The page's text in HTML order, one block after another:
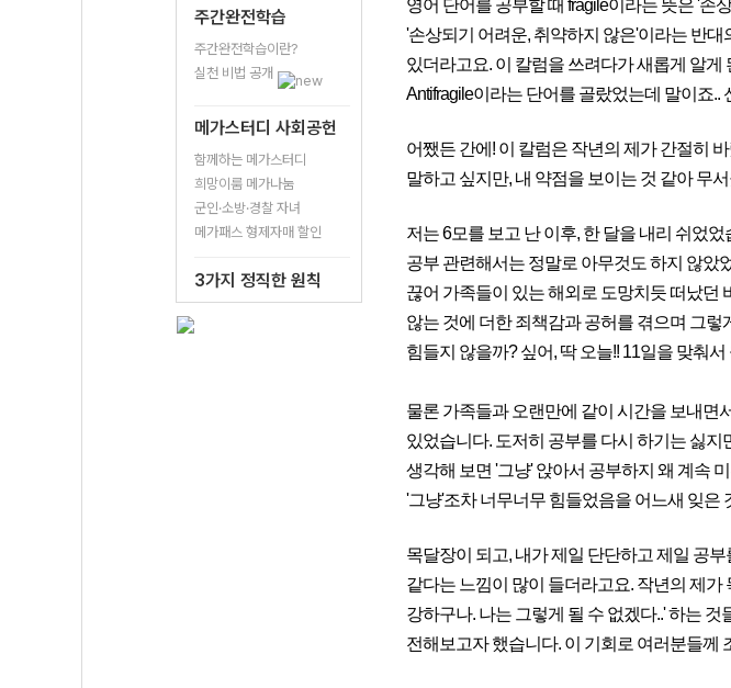
주간완전학습
주간완전학습이란?
실천 비법 공개
메가스터디 사회공헌
함께하는 메가스터디
희망이룸 메가나눔
군인·소방·경찰 자녀
메가패스 형제자매 할인
3가지 정직한 원칙
영어 단어를 공부할 때 fragile이라는 뜻은 '손
'손상되기 어려운, 취약하지 않은'이라는 반
있더라고요. 이 칼럼을 쓰려다가 새롭게 알
Antifragile이라는 단어를 골랐었는데 말이죠..
어쨌든 간에! 이 칼럼은 작년의 제가 간절히
말하고 싶지만, 내 약점을 보이는 것 같아 무
저는 6모를 보고 난 이후, 한 달을 내리 쉬었
공부 관련해서는 정말로 아무것도 하지 않았
끊어 가족들이 있는 해외로 도망치듯 떠났던
않는 것에 더한 죄책감과 공허를 겪으며 그렇
힘들지 않을까? 싶어, 딱 오늘!! 11일을 맞춰
물론 가족들과 오랜만에 같이 시간을 보내면
있었습니다. 도저히 공부를 다시 하기는 싫
생각해 보면 '그냥' 앉아서 공부하지 왜 계속
'그냥'조차 너무너무 힘들었음을 어느새 잊은
목달장이 되고, 내가 제일 단단하고 제일 공
같다는 느낌이 많이 들더라고요. 작년의 제
강하구나. 나는 그렇게 될 수 없겠다..' 하는
전해보고자 했습니다. 이 기회로 여러분들께